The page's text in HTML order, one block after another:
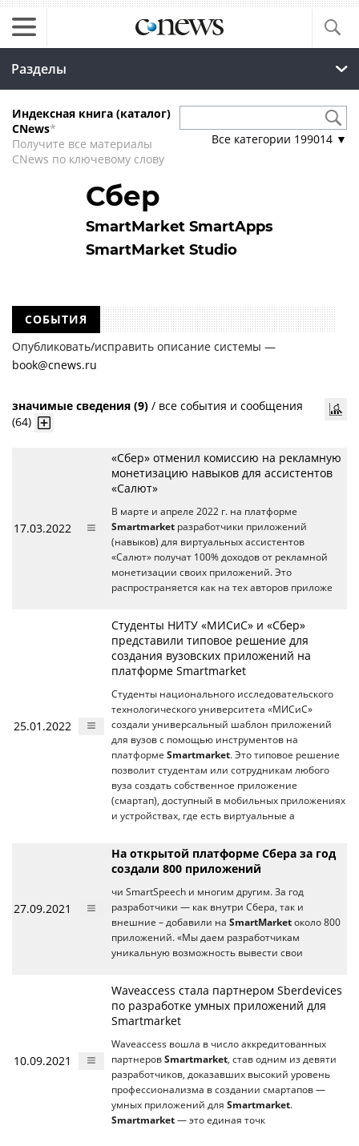
Разделы
Индексная книга (каталог)
CNews*
Получите все материалы
CNews по ключевому слову
Все категории 199014 ▼
Сбер
SmartMarket SmartApps
SmartMarket Studio
СОБЫТИЯ
Опубликовать/исправить описание системы —
book@cnews.ru
значимые сведения (9) / все события и сообщения
(64)
17.03.2022
«Сбер» отменил комиссию на рекламную
монетизацию навыков для ассистентов
«Салют»
В марте и апреле 2022 г. на платформе
Smartmarket разработчики приложений
(навыков) для виртуальных ассистентов
«Салют» получат 100% доходов от рекламной
монетизации своих приложений. Это
распространяется как на тех авторов приложе
25.01.2022
Студенты НИТУ «МИСиС» и «Сбер»
представили типовое решение для
создания вузовских приложений на
платформе Smartmarket
Студенты национального исследовательского
технологического университета «МИСиС»
создали универсальный шаблон приложений
для вузов с помощью инструментов на
платформе Smartmarket. Это типовое решение
позволит студентам или сотрудникам любого
вуза создать собственное приложение
(смартап), доступный в мобильных приложениях
и устройствах, где есть виртуальные а
27.09.2021
На открытой платформе Сбера за год
создали 800 приложений
чи SmartSpeech и многим другим. За год
разработчики — как внутри Сбера, так и
внешние – добавили на SmartMarket около 800
приложений. «Мы даем разработчикам
уникальную возможность вывести свои
10.09.2021
Waveaccess стала партнером Sberdevices
по разработке умных приложений для
Smartmarket
Waveaccess вошла в число аккредитованных
партнеров Smartmarket, став одним из девяти
разработчиков, доказавших высокий уровень
профессионализма в создании смартапов —
умных приложений для Smartmarket.
Smartmarket — это единая точк